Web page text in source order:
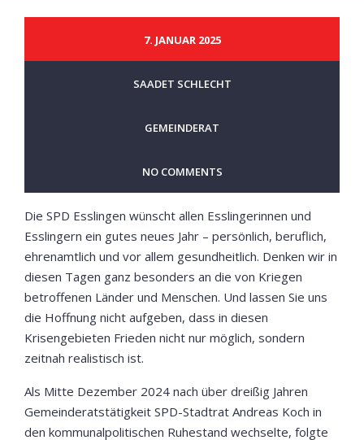
7. JANUAR 2025
SAADET SCHLECHT
GEMEINDERAT
NO COMMENTS
Die SPD Esslingen wünscht allen Esslingerinnen und
Esslingern ein gutes neues Jahr – persönlich, beruflich,
ehrenamtlich und vor allem gesundheitlich. Denken wir in
diesen Tagen ganz besonders an die von Kriegen
betroffenen Länder und Menschen. Und lassen Sie uns
die Hoffnung nicht aufgeben, dass in diesen
Krisengebieten Frieden nicht nur möglich, sondern
zeitnah realistisch ist.
Als Mitte Dezember 2024 nach über dreißig Jahren
Gemeinderatstätigkeit SPD-Stadtrat Andreas Koch in
den kommunalpolitischen Ruhestand wechselte, folgte